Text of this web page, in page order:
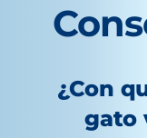
¿Con
gato